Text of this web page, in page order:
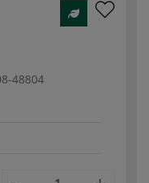
48804